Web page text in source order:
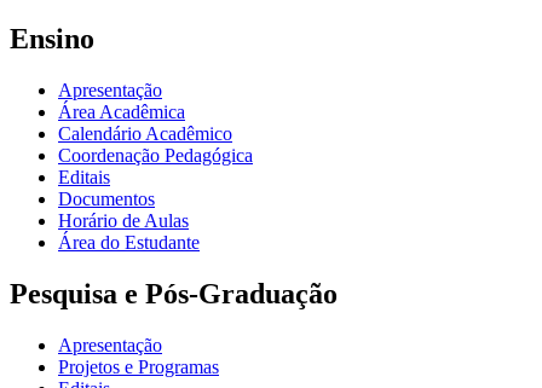
Ensino
Apresentação
Área Acadêmica
Calendário Acadêmico
Coordenação Pedagógica
Editais
Documentos
Horário de Aulas
Área do Estudante
Pesquisa e Pós-Graduação
Apresentação
Projetos e Programas